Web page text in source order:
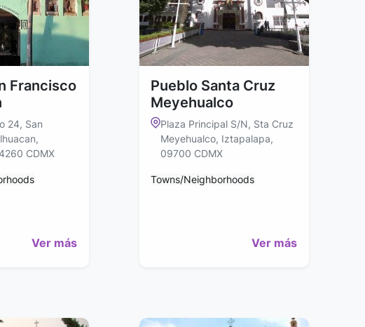
Francisco
24, San
CDMX
Ver más
Pueblo Santa Cruz
Meyehualco
Plaza Principal S/N, Sta Cruz
Meyehualco, Iztapalapa,
09700 CDMX
Towns/Neighborhoods
Ver más